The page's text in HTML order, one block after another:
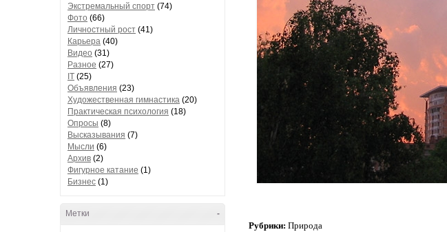
Экстремальный спорт (74)
Фото (66)
Личностный рост (41)
Карьера (40)
Видео (31)
Разное (27)
IT (25)
Объявления (23)
Художественная гимнастика (20)
Практическая психология (18)
Опросы (8)
Высказывания (7)
Мысли (6)
Архив (2)
Фигурное катание (1)
Бизнес (1)
-
Метки
Рубрики: Природа